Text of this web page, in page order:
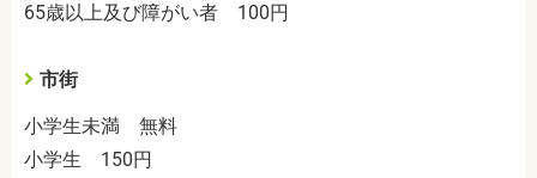
65歳以上及び障がい者 100円
市街
小学生未満 無料
小学生 150円